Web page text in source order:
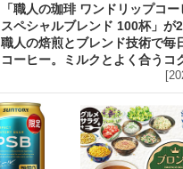
「職人の珈琲 ワンドリップコ
スペシャルブレンド 100杯」が
職人の焙煎とブレンド技術で毎
コーヒー。ミルクとよく合うコ